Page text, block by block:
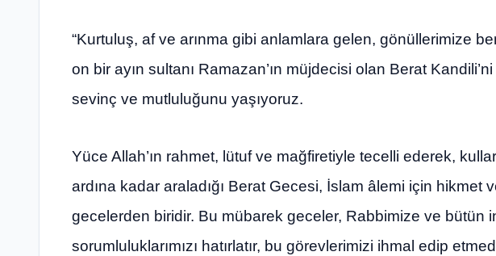
“Kurtuluş, af ve arınma gibi anlamlara gelen, gönüllerimize
on bir ayın sultanı Ramazan’ın müjdecisi olan Berat
sevinç ve mutluluğunu yaşıyoruz.
Yüce Allah’ın rahmet, lütuf ve mağfiretiyle tecelli ederek,
ardına kadar araladığı Berat Gecesi, İslam âlemi için hikmet
gecelerden biridir. Bu mübarek geceler, Rabbimize ve bütün
sorumluluklarımızı hatırlatır, bu görevlerimizi ihmal edip